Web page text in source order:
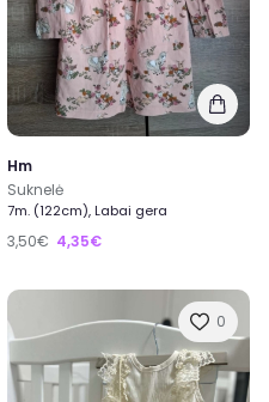
Hm
Suknelė
7m. (122cm), Labai gera
3,50€ 4,35€
0